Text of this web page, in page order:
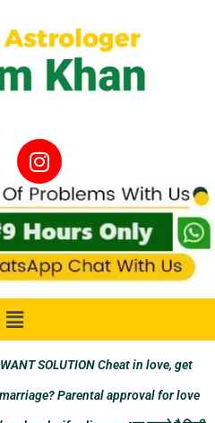
SOLUTION Cheat in love, get
Parental approval for love